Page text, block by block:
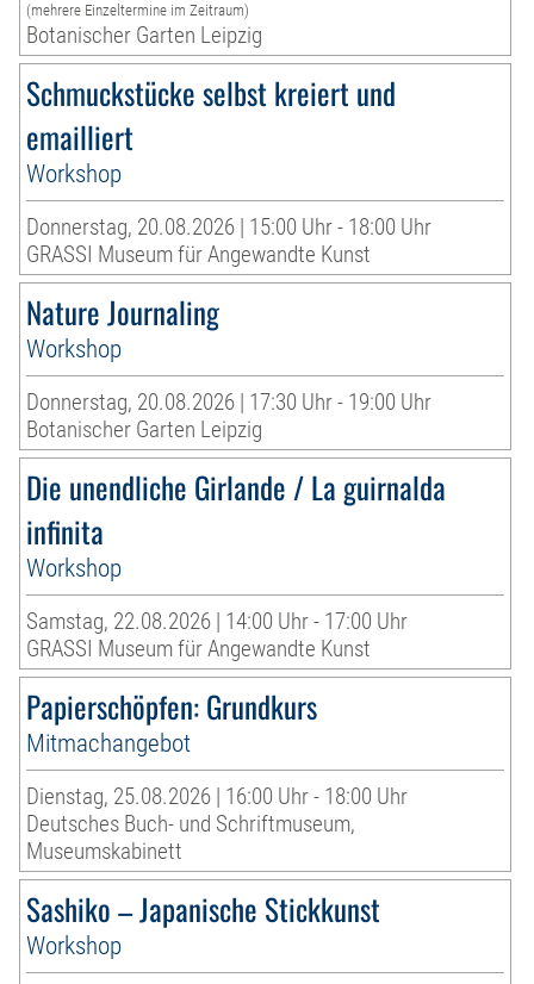
(mehrere Einzeltermine im Zeitraum)
Botanischer Garten Leipzig
Schmuckstücke selbst kreiert und
emailliert
Workshop
Donnerstag, 20.08.2026 | 15:00 Uhr - 18:00 Uhr
GRASSI Museum für Angewandte Kunst
Nature Journaling
Workshop
Donnerstag, 20.08.2026 | 17:30 Uhr - 19:00 Uhr
Botanischer Garten Leipzig
Die unendliche Girlande / La guirnalda
infinita
Workshop
Samstag, 22.08.2026 | 14:00 Uhr - 17:00 Uhr
GRASSI Museum für Angewandte Kunst
Papierschöpfen: Grundkurs
Mitmachangebot
Dienstag, 25.08.2026 | 16:00 Uhr - 18:00 Uhr
Deutsches Buch- und Schriftmuseum,
Museumskabinett
Sashiko – Japanische Stickkunst
Workshop